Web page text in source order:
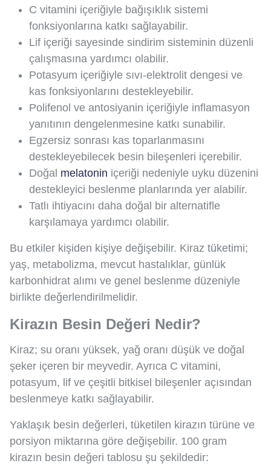
C vitamini içeriğiyle bağışıklık sistemi
fonksiyonlarına katkı sağlayabilir.
Lif içeriği sayesinde sindirim sisteminin düzenli
çalışmasına yardımcı olabilir.
Potasyum içeriğiyle sıvı-elektrolit dengesi ve
kas fonksiyonlarını destekleyebilir.
Polifenol ve antosiyanin içeriğiyle inflamasyon
yanıtının dengelenmesine katkı sunabilir.
Egzersiz sonrası kas toparlanmasını
destekleyebilecek besin bileşenleri içerebilir.
Doğal melatonin içeriği nedeniyle uyku düzenini
destekleyici beslenme planlarında yer alabilir.
Tatlı ihtiyacını daha doğal bir alternatifle
karşılamaya yardımcı olabilir.
Bu etkiler kişiden kişiye değişebilir. Kiraz tüketimi;
yaş, metabolizma, mevcut hastalıklar, günlük
karbonhidrat alımı ve genel beslenme düzeniyle
birlikte değerlendirilmelidir.
Kirazın Besin Değeri Nedir?
Kiraz; su oranı yüksek, yağ oranı düşük ve doğal
şeker içeren bir meyvedir. Ayrıca C vitamini,
potasyum, lif ve çeşitli bitkisel bileşenler açısından
beslenmeye katkı sağlayabilir.
Yaklaşık besin değerleri, tüketilen kirazın türüne ve
porsiyon miktarına göre değişebilir. 100 gram
kirazın besin değeri tablosu şu şekildedir: